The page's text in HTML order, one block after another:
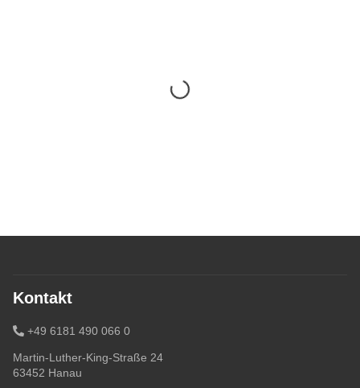
Kontakt
+49 6181 490 066 0
Martin-Luther-King-Straße 24
63452 Hanau